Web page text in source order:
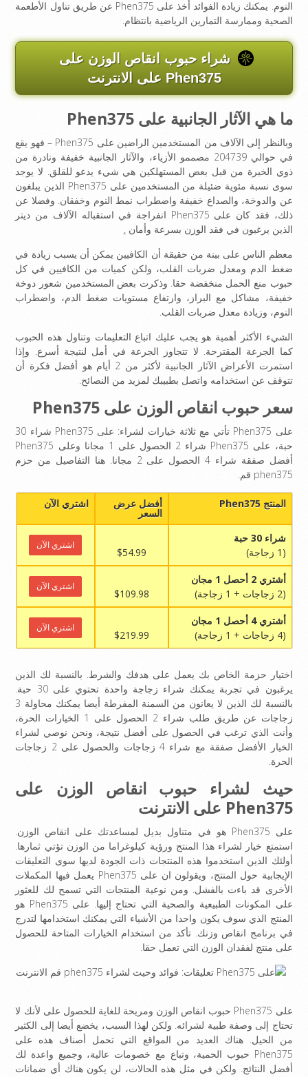
النوم. يمكنك زيادة الفوائد أخذ على Phen375 عن طريق تناول الأطعمة
الصحية وممارسة التمارين الرياضية بانتظام.
شراء حبوب انقاص الوزن على
Phen375 على الانترنت
ما هي الآثار الجانبية على Phen375
وبالنظر إلى الآلاف من المستخدمين الراضين على Phen375 – فهو يقع
في حوالي 204739 مصممو الأزياء، والآثار الجانبية خفيفة ونادرة من
ذوي الخبرة من قبل بعض المستهلكين هي شيء يدعو للقلق. لا يوجد
سوى نسبة مئوية ضئيلة من المستخدمين على Phen375 الذين يبلغون
عن والدوخة، والصداع خفيفة واضطراب نمط النوم وخفقان. وفضلا عن
ذلك، فقد كان على Phen375 انفراجة في استقباله الآلاف من ديتر
الذين يرغبون في فقد الوزن بسرعة وأمان.
معظم الناس على بينة من حقيقة أن الكافيين يمكن أن يسبب زيادة في
ضغط الدم ومعدل ضربات القلب، ولكن كميات من الكافيين في كل
حبوب منع الحمل منخفضة حقا. وذكرت بعض المستخدمين شعور دوخة
خفيفة، مشاكل مع البراز، وارتفاع مستويات ضغط الدم، واضطراب
النوم، وزيادة معدل ضربات القلب.
الشيء الأكثر أهمية هو يجب عليك اتباع التعليمات وتناول هذه الحبوب
كما الجرعة المقترحة. لا تتجاوز الجرعة في أمل لنتيجة أسرع. وإذا
استمرت الأعراض الآثار الجانبية لأكثر من 2 أيام هو أفضل فكرة أن
تتوقف عن استخدامه واتصل بطبيبك لمزيد من النصائح.
سعر حبوب انقاص الوزن على Phen375
على Phen375 تأتي مع ثلاثة خيارات لشراء: على Phen375 شراء 30
حبة، على Phen375 شراء 2 الحصول على 1 مجانا وعلى Phen375
أفضل صفقة شراء 4 الحصول على 2 مجانا. هنا التفاصيل من حزم
phen375 قم.
المنتج Phen375 أفضل عرض
السعر
اشتري الآن
شراء 30 حبة
(1 زجاجة)
$54.99
اشتري الآن
أشتري 2 أحصل 1 مجان
(2 زجاجات + 1 زجاجة)
$109.98
اشتري الآن
أشتري 4 أحصل 1 مجان
(4 زجاجات + 1 زجاجة)
$219.99
اشتري الآن
اختيار حزمة الخاص بك يعمل على هدفك والشرط. بالنسبة لك الذين
يرغبون في تجربة يمكنك شراء زجاجة واحدة تحتوي على 30 حبة.
بالنسبة لك الذين لا يعانون من السمنة المفرطة أيضا يمكنك محاولة 3
زجاجات عن طريق طلب شراء 2 الحصول على 1 الخيارات الحرة،
وأنت الذي ترغب في الحصول على أفضل نتيجة، ونحن نوصي لشراء
الخيار الأفضل صفقة مع شراء 4 زجاجات والحصول على 2 زجاجات
الحرة.
حيث لشراء حبوب انقاص الوزن على
Phen375 على الانترنت
على Phen375 هو في متناول بديل لمساعدتك على انقاص الوزن.
استمتع خيار لشراء هذا المنتج ورؤية كيلوغراما من الوزن تؤتي ثمارها.
أولئك الذين استخدموا هذه المنتجات ذات الجودة لديها سوى التعليقات
الإيجابية حول المنتج، ويقولون ان على Phen375 يعمل فيها المكملات
الأخرى قد باءت بالفشل. ومن نوعية المنتجات التي تسمح لك للعثور
على المكونات الطبيعية والصحية التي تحتاج إليها. على Phen375 هو
المنتج الذي سوف يكون واحدا من الأشياء التي يمكنك استخدامها لتدرج
في برنامج انقاص وزنك. تأكد من استخدام الخيارات المتاحة للحصول
على منتج لفقدان الوزن التي تعمل حقا.
على Phen375 حبوب انقاص الوزن ومريحة للغاية للحصول على لأنك لا
تحتاج إلى وصفة طبية لشرائه. ولكن لهذا السبب، يخضع أيضا إلى الكثير
من الحيل. هناك العديد من المواقع التي تحمل أصناف هذه على
Phen375 حبوب الحمية، وتباع مع خصومات عالية، وجميع واعدة لك
أفضل النتائج. ولكن في مثل هذه الحالات، لن يكون هناك أي ضمانات